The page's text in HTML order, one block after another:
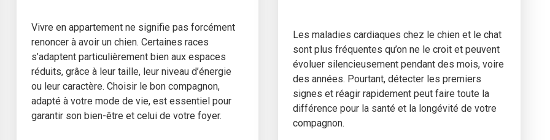
Vivre en appartement ne signifie pas forcément
renoncer à avoir un chien. Certaines races
s’adaptent particulièrement bien aux espaces
réduits, grâce à leur taille, leur niveau d’énergie
ou leur caractère. Choisir le bon compagnon,
adapté à votre mode de vie, est essentiel pour
garantir son bien-être et celui de votre foyer.
Les maladies cardiaques chez le chien et le chat
sont plus fréquentes qu’on ne le croit et peuvent
évoluer silencieusement pendant des mois, voire
des années. Pourtant, détecter les premiers
signes et réagir rapidement peut faire toute la
différence pour la santé et la longévité de votre
compagnon.